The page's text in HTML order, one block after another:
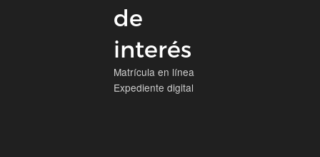
de
interés
Matrícula en línea
Expediente digital